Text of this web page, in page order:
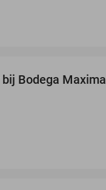
Bodega Maxima